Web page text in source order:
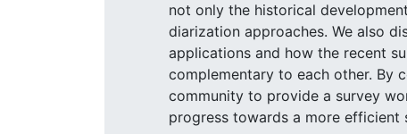
not only the historical
diarization approaches. We also
applications and how the recent
complementary to each other. By
community to provide a survey
progress towards a more efficient